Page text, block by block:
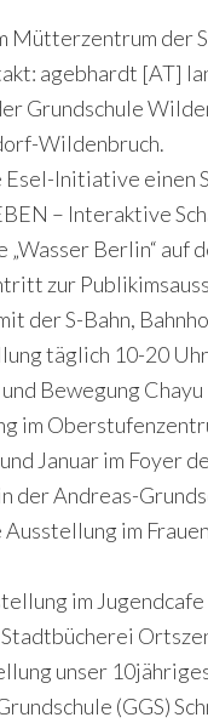
Mütterzentrum der
agebhardt [AT]
Grundschule
Wildenbruch.
Initiative einen
– Interaktive
„Wasser Berlin“ auf
zur
der S-Bahn,
täglich 10-20 Uhr
Bewegung
im
Januar im Foyer
der Andreas-
im
im
Stadtbücherei
unser
(GGS)